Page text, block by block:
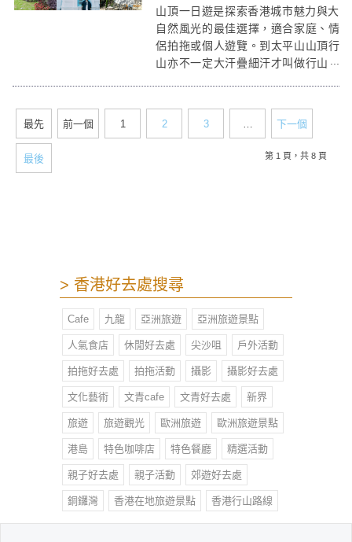
山頂一日遊是探索香港城市魅力與大
自然風光的最佳選擇，適合家庭、情
侶拍拖或個人遊覽。到太平山山頂行
山亦不一定大汗疊細汗才叫做行山！
往位於太平山頂的「舊總督山頂別
墅」，大家仲可以輕輕鬆鬆在一大片
最先 前一個 1 2 3 … 下一個
最後 第 1 頁，共 8 頁
> 香港好去處搜尋
Cafe 九龍 亞洲旅遊 亞洲旅遊景點
人氣食店 休閒好去處 尖沙咀 戶外活動
拍拖好去處 拍拖活動 攝影 攝影好去處
文化藝術 文青cafe 文青好去處 新界
旅遊 旅遊觀光 歐洲旅遊 歐洲旅遊景點
港島 特色咖啡店 特色餐廳 精選活動
親子好去處 親子活動 郊遊好去處
銅鑼灣 香港在地旅遊景點 香港行山路線